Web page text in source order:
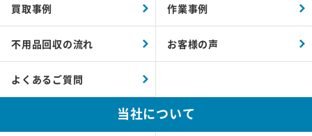
買取事例 作業事例
不用品回収の流れ お客様の声
よくあるご質問
当社について